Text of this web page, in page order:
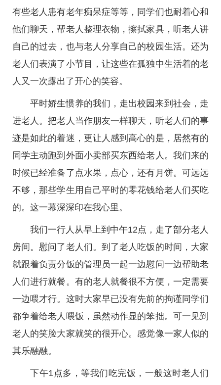
有些老人患有老年痴呆症等等，同学们也耐着心和
他们聊天，帮老人整理衣物，擦拭家具，听老人讲
自己的过去，也与老人分享自己的校园生活。还为
老人们表演了小节目，让这些在孤独中生活着的老
人又一次露出了开心的笑容。
平时娇生惯养的我们，走出校园来到社会，走
进老人。把老人当作朋友一样聊天，听老人们的事
迹是如此的着迷，更让人感到高心的是，居然有的
同学主动跑到外面小卖部买东西给老人。我们来的
时候已经准备了点水果，点心，还有月饼。可远远
不够，那些学生用自己平时的零花钱给老人们买吃
的。这一幕深深印在我心里。
我们一行人从早上到中午12点，走了部分老人
房间。慰问了老人们。到了老人吃饭的时间，大家
就跟着负责分饭的管理员一起一边慰问一边帮助老
人们进行就餐。有的老人就餐很不方便，一定需要
一边喂才行。这时大家早已没有先前的拘谨同学们
都争着给老人喂饭，虽然动作显的笨拙。可一见到
老人的笑脸大家就笑的很开心。感觉像一家人似的
其乐融融。
下午1点多，等我们吃完饭，一般这时老人们